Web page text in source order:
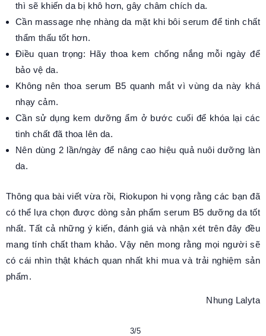
thì sẽ khiến da bị khô hơn, gây châm chích da.
Cần massage nhẹ nhàng da mặt khi bôi serum để tinh chất
thẩm thấu tốt hơn.
Điều quan trọng: Hãy thoa kem chống nắng mỗi ngày để
bảo vệ da.
Không nên thoa serum B5 quanh mắt vì vùng da này khá
nhạy cảm.
Cần sử dụng kem dưỡng ẩm ở bước cuối để khóa lại các
tinh chất đã thoa lên da.
Nên dùng 2 lần/ngày để nâng cao hiệu quả nuôi dưỡng làn
da.
Thông qua bài viết vừa rồi, Riokupon hi vọng rằng các bạn đã
có thể lựa chọn được dòng sản phẩm serum B5 dưỡng da tốt
nhất. Tất cả những ý kiến, đánh giá và nhận xét trên đây đều
mang tính chất tham khảo. Vậy nên mong rằng mọi người sẽ
có cái nhìn thật khách quan nhất khi mua và trải nghiệm sản
phẩm.
Nhung Lalyta
3/5